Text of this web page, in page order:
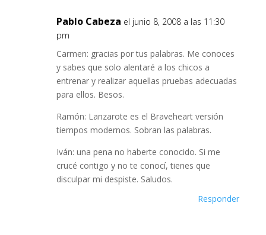
Pablo Cabeza el junio 8, 2008 a las 11:30
pm
Carmen: gracias por tus palabras. Me conoces
y sabes que solo alentaré a los chicos a
entrenar y realizar aquellas pruebas adecuadas
para ellos. Besos.
Ramón: Lanzarote es el Braveheart versión
tiempos modernos. Sobran las palabras.
Iván: una pena no haberte conocido. Si me
crucé contigo y no te conocí, tienes que
disculpar mi despiste. Saludos.
Responder